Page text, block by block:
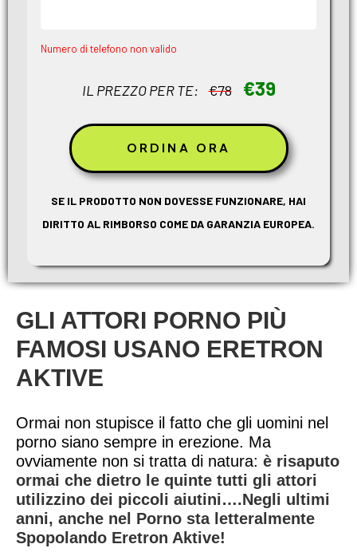
Numero di telefono non valido
IL PREZZO PER TE: €78 €39
SE IL PRODOTTO NON DOVESSE FUNZIONARE, HAI
DIRITTO AL RIMBORSO COME DA GARANZIA EUROPEA.
GLI ATTORI PORNO PIÙ
FAMOSI USANO ERETRON
AKTIVE
Ormai non stupisce il fatto che gli uomini nel
porno siano sempre in erezione. Ma
ovviamente non si tratta di natura: è risaputo
ormai che dietro le quinte tutti gli attori
utilizzino dei piccoli aiutini….Negli ultimi
anni, anche nel Porno sta letteralmente
Spopolando Eretron Aktive!